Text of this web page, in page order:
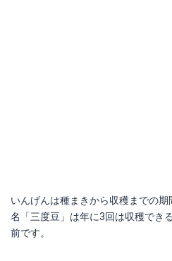
いんげんは種まきから収穫までの
名「三度豆」は年に3回は収穫でき
前です。